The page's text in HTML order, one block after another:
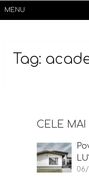
MENU
Tag:
CELE MAI
06/